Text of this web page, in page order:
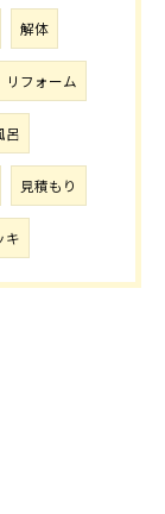
解体
リフォーム
呂
見積もり
キ